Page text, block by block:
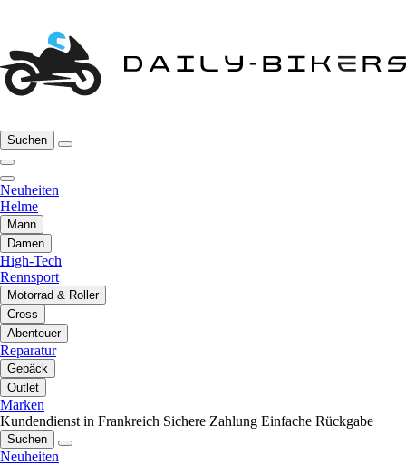
Suchen
Neuheiten
Helme
Mann
Damen
High-Tech
Rennsport
Motorrad & Roller
Cross
Abenteuer
Reparatur
Gepäck
Outlet
Marken
Kundendienst in Frankreich Sichere Zahlung Einfache Rückgabe
Suchen
Neuheiten